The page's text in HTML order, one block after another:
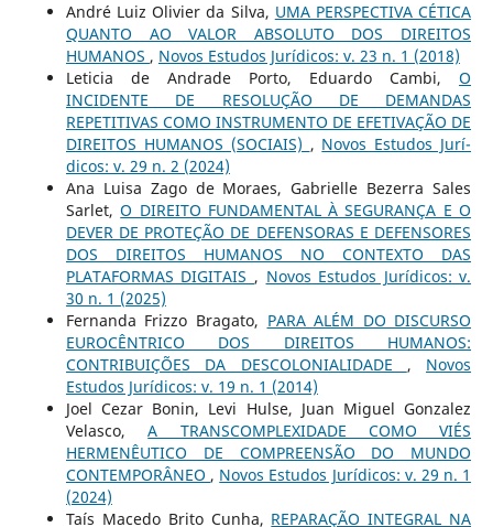
André Luiz Olivier da Silva, UMA PERSPECTIVA CÉTICA
QUANTO AO VALOR ABSOLUTO DOS DIREITOS
HUMANOS , Novos Estudos Jurí­dicos: v. 23 n. 1 (2018)
Leticia de Andrade Porto, Eduardo Cambi,O
INCIDENTE DE RESOLUÇÃO DE DEMANDAS
REPETITIVAS COMO INSTRUMENTO DE EFETIVAÇÃO DE
DIREITOS HUMANOS (SOCIAIS) , Novos Estudos Jurí­
dicos: v. 29 n. 2 (2024)
Ana Luisa Zago de Moraes, Gabrielle Bezerra Sales
Sarlet,O DIREITO FUNDAMENTAL À SEGURANÇA E O
DEVER DE PROTEÇÃO DE DEFENSORAS E DEFENSORES
DOS DIREITOS HUMANOS NO CONTEXTO DAS
PLATAFORMAS DIGITAIS , Novos Estudos Jurí­dicos: v.
30 n. 1 (2025)
Fernanda Frizzo Bragato, PARA ALÉM DO DISCURSO
EUROCÊNTRICO DOS DIREITOS HUMANOS:
CONTRIBUIÇÕES DA DESCOLONIALIDADE , Novos
Estudos Jurí­dicos: v. 19 n. 1 (2014)
Joel Cezar Bonin, Levi Hulse, Juan Miguel Gonzalez
Velasco,A TRANSCOMPLEXIDADE COMO VIÉS
HERMENÊUTICO DE COMPREENSÃO DO MUNDO
CONTEMPORÂNEO , Novos Estudos Jurí­dicos: v. 29 n. 1
(2024)
Taís Macedo Brito Cunha, REPARAÇÃO INTEGRAL NA